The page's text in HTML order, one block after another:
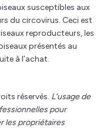
susceptibles aux
du circovirus. Ceci est
reproducteurs, les
présentés au
à l’achat.
réservés. L’usage de
pour
les propriétaires